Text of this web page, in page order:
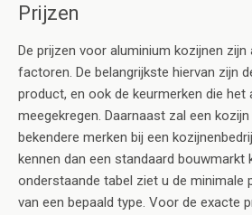
Prijzen
De prijzen voor aluminium kozijnen zijn
factoren. De belangrijkste hiervan zijn
product, en ook de keurmerken die het
meegekregen. Daarnaast zal een
bekendere merken bij een
kennen dan een standaard bouwmarkt
onderstaande tabel ziet u de minimale
van een bepaald type. Voor de exacte